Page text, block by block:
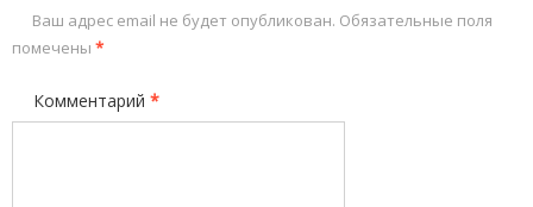
Ваш адрес email не будет опубликован. Обязательные поля
помечены *
Комментарий*